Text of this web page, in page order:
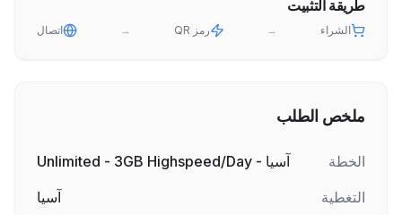
طريقة التثبيت
الشراء → رمز QR → اتصال
ملخص الطلب
الخطة
آسيا - Unlimited - 3GB Highspeed/Day
التغطية
آسيا